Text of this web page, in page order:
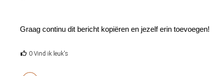
Graag continu dit bericht kopiëren en jezelf erin toevoegen!
0 Vind ik leuk's